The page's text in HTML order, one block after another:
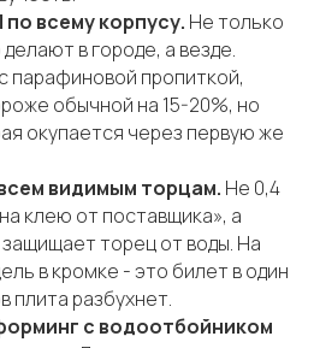
всему корпусу. Не только
в городе, а везде.
парафиновой пропиткой,
обычной на 15-20%, но
окупается через первую же
видимым торцам. Не 0,4
клею от поставщика», а
торец от воды. На
в кромке - это билет в один
плита разбухнет.
с водоотбойником